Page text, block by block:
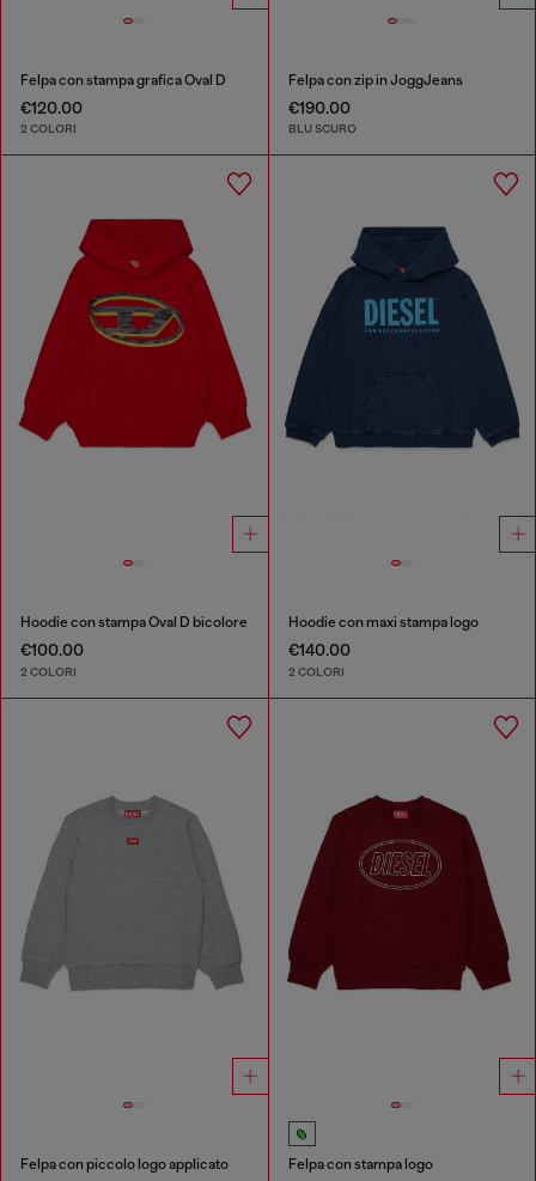
Felpa con stampa grafica Oval D
€120.00
2 COLORI
Felpa con zip in JoggJeans
€190.00
BLU SCURO
Hoodie con stampa Oval D bicolore
€100.00
2 COLORI
Hoodie con maxi stampa logo
€140.00
2 COLORI
Felpa con piccolo logo applicato Felpa con stampa logo